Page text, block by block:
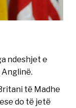
ndeshjet e
të Madhe
do të jetë